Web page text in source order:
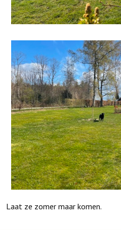
Laat ze zomer maar komen.